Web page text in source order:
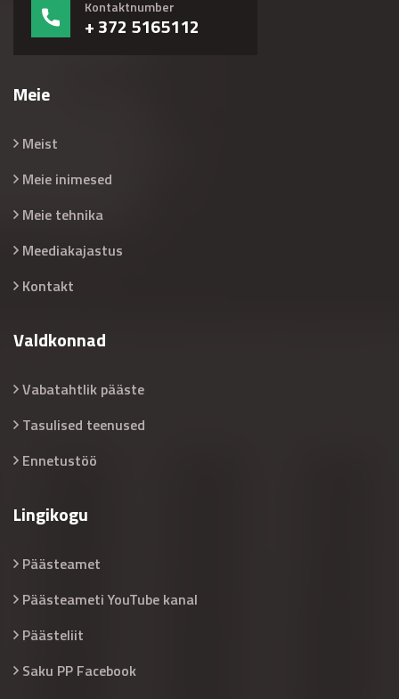
Kontaktnumber
+ 372 5165112
Meie
Meist
Meie inimesed
Meie tehnika
Meediakajastus
Kontakt
Valdkonnad
Vabatahtlik pääste
Tasulised teenused
Ennetustöö
Lingikogu
Päästeamet
Päästeameti YouTube kanal
Päästeliit
Saku PP Facebook